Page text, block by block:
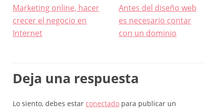
Navegación
de
entradas
Marketing online, hacer
crecer el negocio en
Internet
Antes del diseño web
es necesario contar
con un dominio
Deja una respuesta
Lo siento, debes estar conectado para publicar un